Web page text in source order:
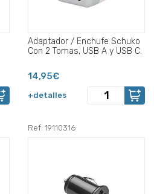
Adaptador / Enchufe Schuko
Con 2 Tomas, USB A y USB C.
14,95€
+detalles
Ref: 19110316